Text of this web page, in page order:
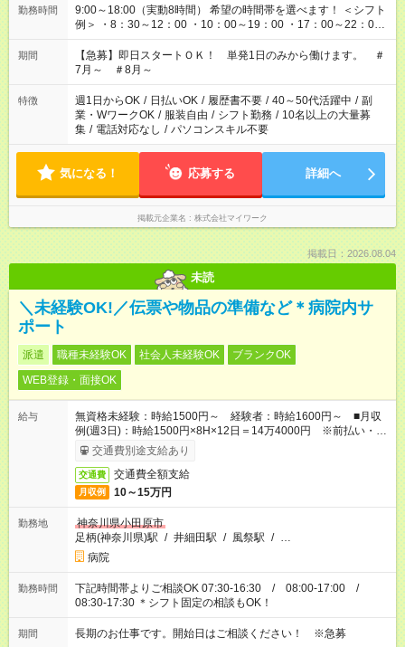
勤務時間
9:00～18:00（実動8時間） 希望の時間帯を選べます！ ＜シフト
例＞ ・8：30～12：00 ・10：00～19：00 ・17：00～22：00
・13：00～22：00 ・22：00～翌6：00 など
期間
【急募】即日スタートＯＫ！ 単発1日のみから働けます。 ＃
7月～ ＃8月～
特徴 週1日からOK / 日払いOK / 履歴書不要 / 40～50代活躍中 / 副
業・WワークOK / 服装自由 / シフト勤務 / 10名以上の大量募
集 / 電話対応なし / パソコンスキル不要
気になる！ 応募する 詳細へ
掲載元企業名 株式会社マイワーク
掲載日：2026.08.04
未読
＼未経験OK!／伝票や物品の準備など＊病院内サ
ポート
派遣 職種未経験OK 社会人未経験OK
ブランクOK
WEB登録・面接OK
給与
無資格未経験：時給1500円～ 経験者：時給1600円～ ■月収
例(週3日)：時給1500円×8H×12日＝14万4000円 ※前払い・日
払い・週払いOK
交通費別途支給あり
交通費 交通費全額支給
月収例 10～15万円
勤務地
神奈川県小田原市
足柄(神奈川県)駅 / 井細田駅 / 風祭駅 / …
病院
勤務時間
下記時間帯よりご相談OK 07:30-16:30 / 08:00-17:00 /
08:30-17:30 ＊シフト固定の相談もOK！
期間 長期のお仕事です。開始日はご相談ください！ ※急募